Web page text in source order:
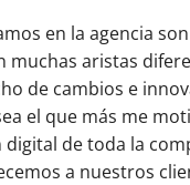
en la agencia
aristas
de cambios e
el que más me
de toda la
a nuestros